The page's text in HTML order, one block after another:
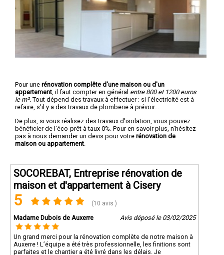
Pour une rénovation complête d'une maison ou d'un
appartement , il faut compter en général entre 800 et 1200 euros
le m². Tout dépend des travaux à effectuer : si l'électricité est à
refaire, s'il y a des travaux de plomberie à prévoir...
De plus, si vous réalisez des travaux d'isolation, vous pouvez
bénéficier de l'éco-prêt à taux 0%. Pour en savoir plus, n'hésitez
pas à nous demander un devis pour votre rénovation de
maison ou appartement
SOCOREBAT, Entreprise rénovation de
maison et d'appartement à Cisery
5 (10 avis )
Madame Dubois de Auxerre Avis déposé le 03/02/2025
Un grand merci pour la rénovation complète de notre maison à
Auxerre ! L’équipe a été très professionnelle, les finitions sont
parfaites et le chantier a été livré dans les délais. Je